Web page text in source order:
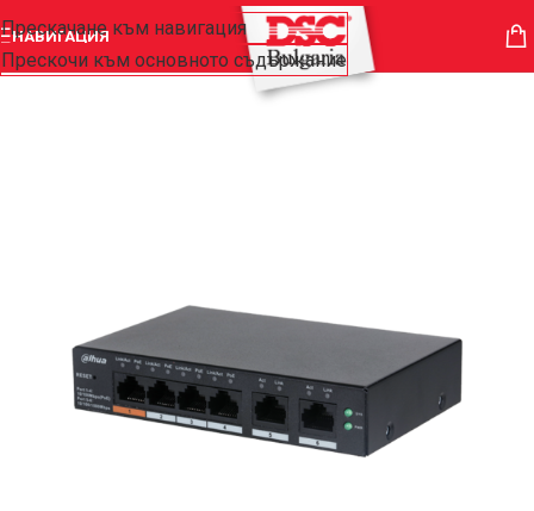
Прескачане към навигация
Прескочи към основното съдържание
НАВИГАЦИЯ